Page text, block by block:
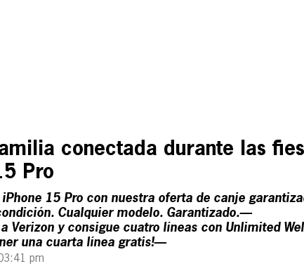
conectada durante las
Pro
15 Pro con nuestra oferta de canje
Cualquier modelo. Garantizado.—
Verizon y consigue cuatro líneas con Unlimited
una cuarta línea gratis!—
pm